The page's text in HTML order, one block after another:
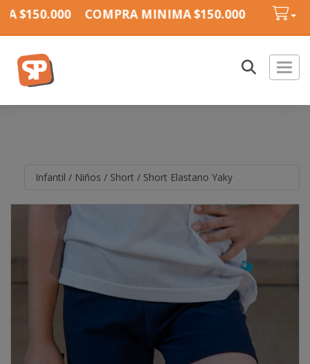
$150.000 COMPRA MINIMA $150.000
Infantil / Niños / Short / Short Elastano Yaky